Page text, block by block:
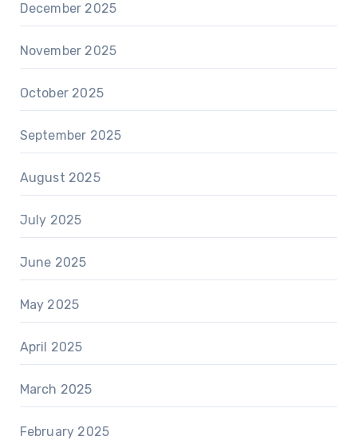
December 2025
November 2025
October 2025
September 2025
August 2025
July 2025
June 2025
May 2025
April 2025
March 2025
February 2025